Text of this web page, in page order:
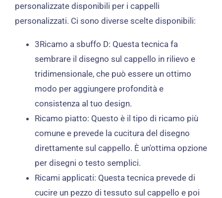
personalizzate disponibili per i cappelli
personalizzati. Ci sono diverse scelte disponibili:
3Ricamo a sbuffo D: Questa tecnica fa
sembrare il disegno sul cappello in rilievo e
tridimensionale, che può essere un ottimo
modo per aggiungere profondità e
consistenza al tuo design.
Ricamo piatto: Questo è il tipo di ricamo più
comune e prevede la cucitura del disegno
direttamente sul cappello. È un'ottima opzione
per disegni o testo semplici.
Ricami applicati: Questa tecnica prevede di
cucire un pezzo di tessuto sul cappello e poi